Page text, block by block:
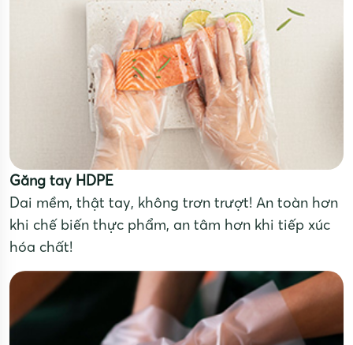
Găng tay HDPE
Dai mềm, thật tay, không trơn trượt! An toàn hơn
khi chế biến thực phẩm, an tâm hơn khi tiếp xúc
hóa chất!